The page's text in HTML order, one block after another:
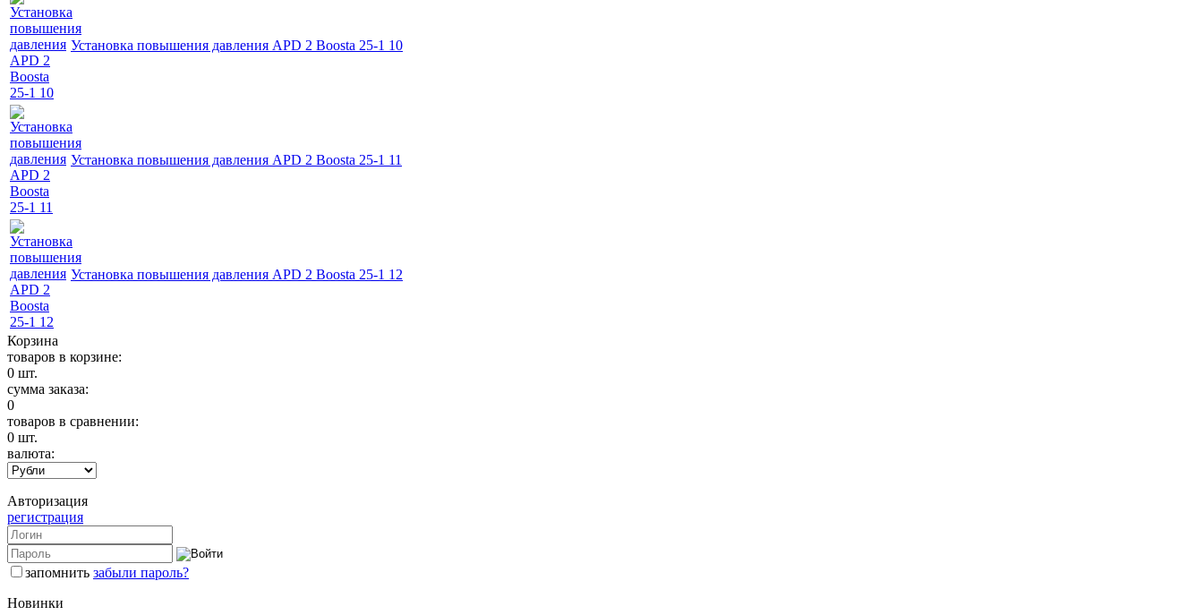
Установка повышения давления APD 2 Boosta 25-1 10
Установка повышения давления APD 2 Boosta 25-1 11
Установка повышения давления APD 2 Boosta 25-1 12
Корзина
товаров в корзине:
0 шт.
сумма заказа:
0
товаров в сравнении:
0 шт.
валюта:
Авторизация
регистрация
запомнить забыли пароль?
Новинки